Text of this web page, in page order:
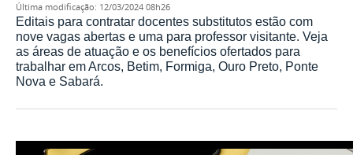
última modificação: 12/03/2024 08h26
Editais para contratar docentes substitutos estão com
nove vagas abertas e uma para professor visitante. Veja
as áreas de atuação e os benefícios ofertados para
trabalhar em Arcos, Betim, Formiga, Ouro Preto, Ponte
Nova e Sabará.